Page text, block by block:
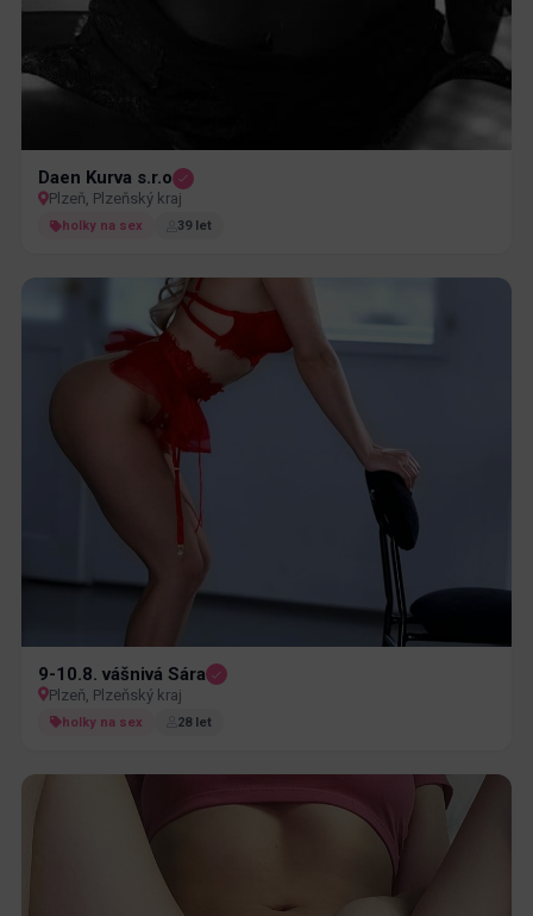
Daen Kurva s.r.o
Plzeň, Plzeňský kraj
holky na sex 39 let
9-10.8. vášnivá Sára
Plzeň, Plzeňský kraj
holky na sex 28 let